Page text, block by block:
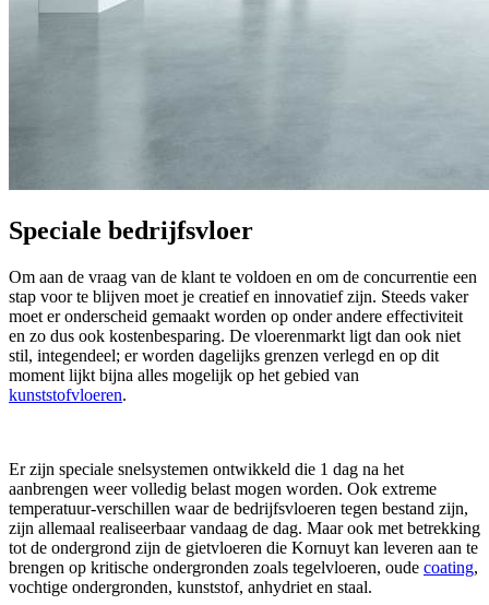
Speciale bedrijfsvloer
Om aan de vraag van de klant te voldoen en om de concurrentie een
stap voor te blijven moet je creatief en innovatief zijn. Steeds vaker
moet er onderscheid gemaakt worden op onder andere effectiviteit
en zo dus ook kostenbesparing. De vloerenmarkt ligt dan ook niet
stil, integendeel; er worden dagelijks grenzen verlegd en op dit
moment lijkt bijna alles mogelijk op het gebied van
kunststofvloeren.
Er zijn speciale snelsystemen ontwikkeld die 1 dag na het
aanbrengen weer volledig belast mogen worden. Ook extreme
temperatuur-verschillen waar de bedrijfsvloeren tegen bestand zijn,
zijn allemaal realiseerbaar vandaag de dag. Maar ook met betrekking
tot de ondergrond zijn de gietvloeren die Kornuyt kan leveren aan te
brengen op kritische ondergronden zoals tegelvloeren, oude coating,
vochtige ondergronden, kunststof, anhydriet en staal.